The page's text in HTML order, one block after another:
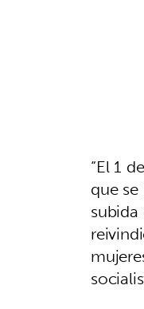
“El 1
que